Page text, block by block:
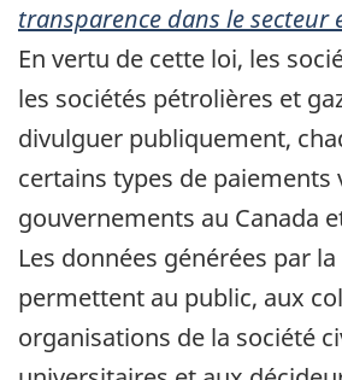
transparence dans le secteur
En vertu de cette loi, les
les sociétés pétrolières et
divulguer publiquement,
certains types de paiements
gouvernements au Canada
Les données générées par la
permettent au public, aux
organisations de la société